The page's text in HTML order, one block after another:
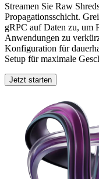
Streamen Sie Raw
Propagationsschicht.
gRPC auf Daten zu, um
Anwendungen zu
Konfiguration für
Setup für maximale
Jetzt starten